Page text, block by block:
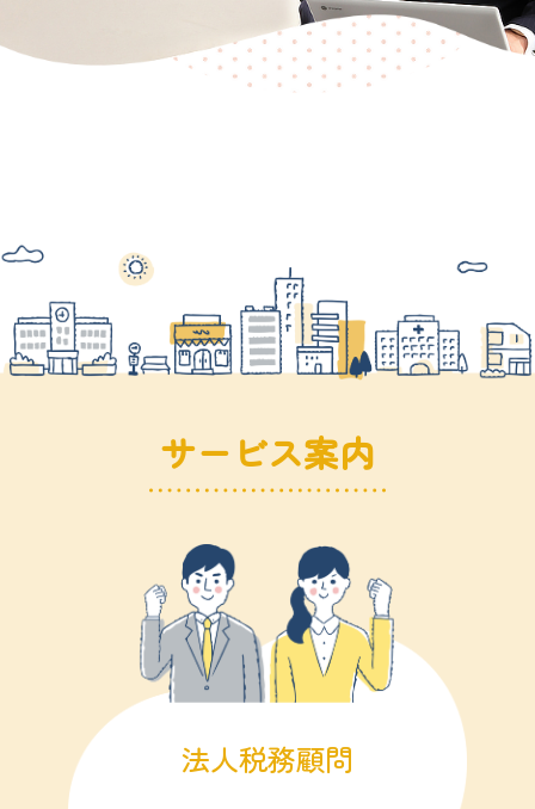
法人や相続のことなら「くりはら会計事
務所」にご相談ください！
若くとも経験豊富な「税理士」本人が親
サービス案内
法人税務顧問